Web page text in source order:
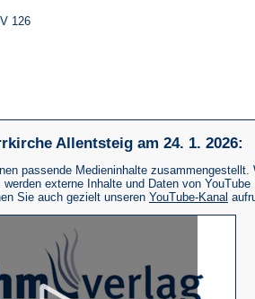
126
Allentsteig am 24. 1. 2026:
passende Medieninhalte zusammengestellt.
externe Inhalte und Daten von YouTube
Sie auch gezielt unseren YouTube-Kanal